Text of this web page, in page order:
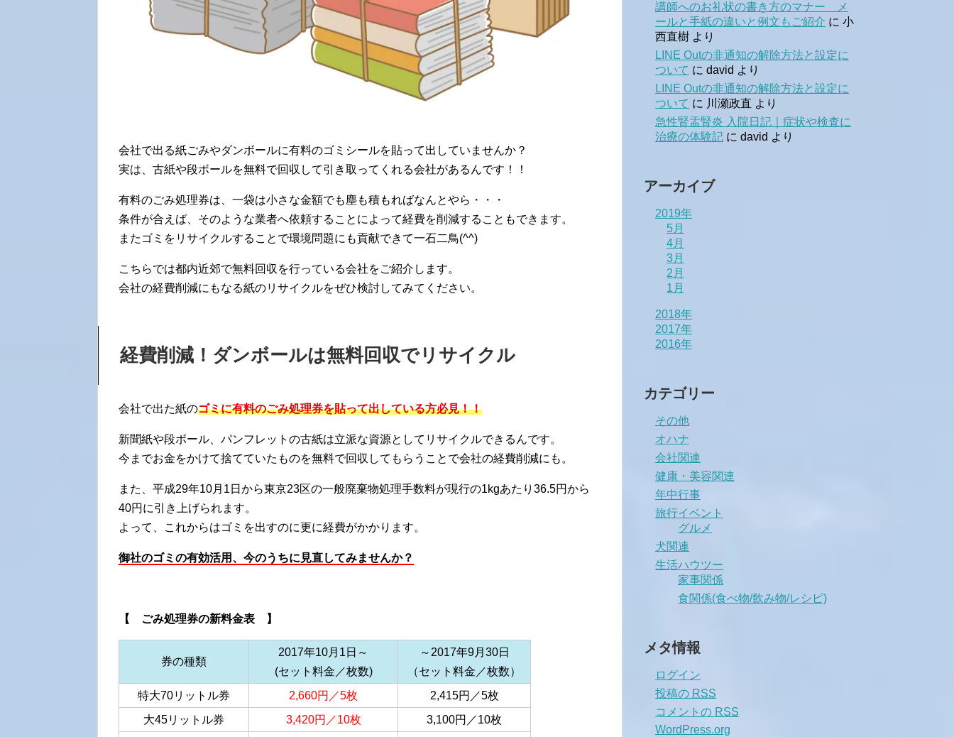
会社で出る紙ごみやダンボールに有料のゴミシールを貼って出していませんか？
実は、古紙や段ボールを無料で回収して引き取ってくれる会社があるんです！！
有料のごみ処理券は、一袋は小さな金額でも塵も積もればなんとやら・・・
条件が合えば、そのような業者へ依頼することによって経費を削減することもできます。
またゴミをリサイクルすることで環境問題にも貢献できて一石二鳥(^^)
こちらでは都内近郊で無料回収を行っている会社をご紹介します。
会社の経費削減にもなる紙のリサイクルをぜひ検討してみてください。
経費削減！ダンボールは無料回収でリサイクル
会社で出た紙のゴミに有料のごみ処理券を貼って出している方必見！！
新聞紙や段ボール、パンフレットの古紙は立派な資源としてリサイクルできるんです。
今までお金をかけて捨てていたものを無料で回収してもらうことで会社の経費削減にも。
また、平成29年10月1日から東京23区の一般廃棄物処理手数料が現行の1kgあたり36.5円から
40円に引き上げられます。
よって、これからはゴミを出すのに更に経費がかかります。
御社のゴミの有効活用、今のうちに見直してみませんか？
【 ごみ処理券の新料金表 】
券の種類
2017年10月1日～
(セット料金／枚数)
～2017年9月30日
（セット料金／枚数）
特大70リットル券
2,660円／5枚
2,415円／5枚
大45リットル券
3,420円／10枚
3,100円／10枚
講師へのお礼状の書き方のマナー メ
ールと手紙の違いと例文もご紹介 に 小
西直樹 より
LINE Outの非通知の解除方法と設定に
ついて に david より
LINE Outの非通知の解除方法と設定に
ついて に 川瀬政直 より
急性腎盂腎炎 入院日記｜症状や検査に
治療の体験記 に david より
アーカイブ
2019年
5月
4月
3月
2月
1月
2018年
2017年
2016年
カテゴリー
その他
オハナ
会社関連
健康・美容関連
年中行事
旅行イベント
グルメ
犬関連
生活ハウツー
家事関係
食関係(食べ物/飲み物/レシピ)
メタ情報
ログイン
投稿の RSS
コメントの RSS
WordPress.org